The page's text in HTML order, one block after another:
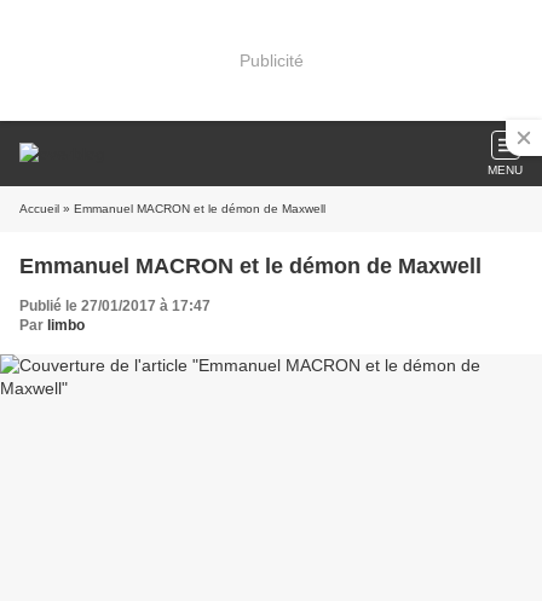
Publicité
MENU
Accueil » Emmanuel MACRON et le démon de Maxwell
Emmanuel MACRON et le démon de Maxwell
Publié le 27/01/2017 à 17:47
Par limbo